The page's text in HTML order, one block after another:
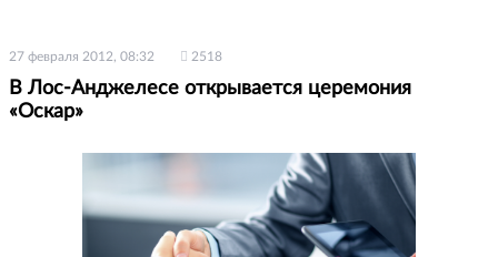
27 февраля 2012, 08:32 2518
В Лос-Анджелесе открывается церемония
«Оскар»